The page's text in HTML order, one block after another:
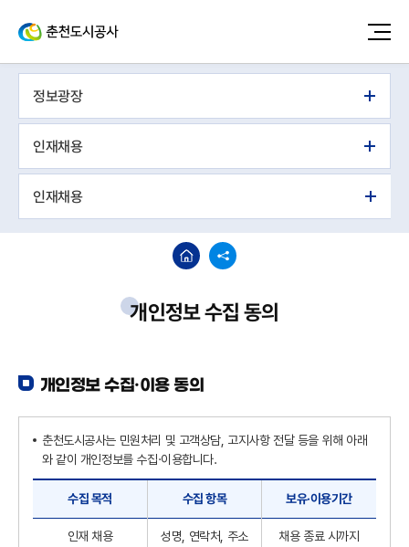
정보광장
인재채용
인재채용
개인정보 수집 동의
개인정보 수집·이용 동의
춘천도시공사는 민원처리 및 고객상담, 고지사항 전달 등을 위해 아래
와 같이 개인정보를 수집·이용합니다.
수집 목적 수집 항목 보유·이용기간
인재 채용 성명, 연락처, 주소 채용 종료 시까지